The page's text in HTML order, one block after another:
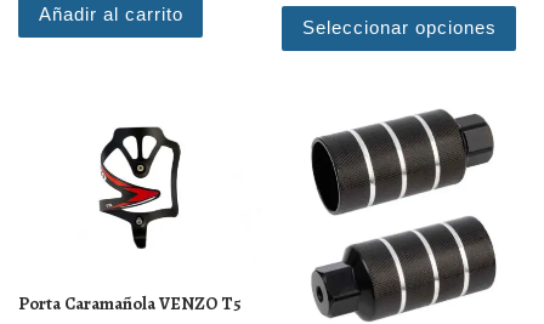
Añadir al carrito
Seleccionar opciones
Porta Caramañola VENZO T5